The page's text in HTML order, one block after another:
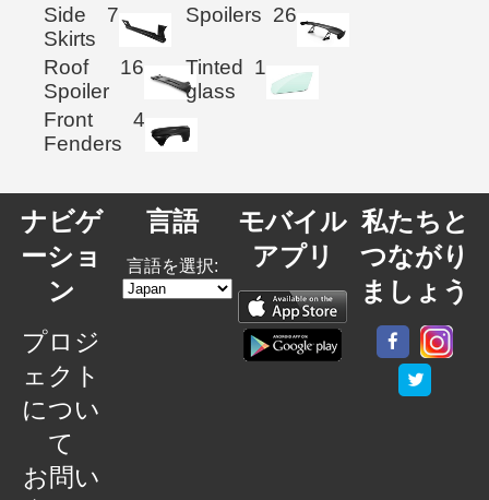
Side
Skirts
7 Spoilers 26
Roof
Spoiler
16
Tinted
glass
1
Front
Fenders
4
ナビゲ
ーショ
ン
プロジ
ェクト
につい
て
お問い
言語
言語を選択:
モバイル
アプリ
私たちと
つながり
ましょう